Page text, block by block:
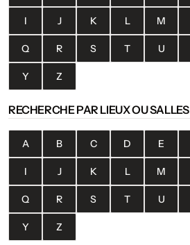
I J K L M
Q R S T U
Y Z
RECHERCHE PAR LIEUX OU SALLES
A B C D E
I J K L M
Q R S T U
Y Z